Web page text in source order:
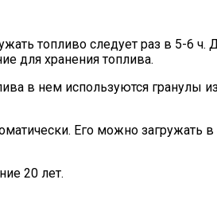
топливо следует раз в 5-6
для хранения топлива.
в нем используются гранулы
Его можно загружать
20 лет.